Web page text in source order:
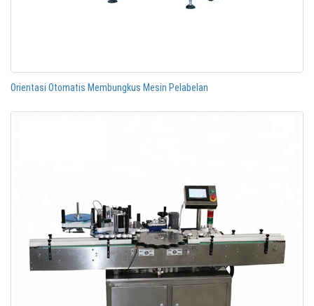
Orientasi Otomatis Membungkus Mesin Pelabelan